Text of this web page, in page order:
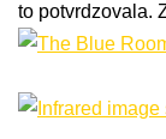
to potvrdzovala.